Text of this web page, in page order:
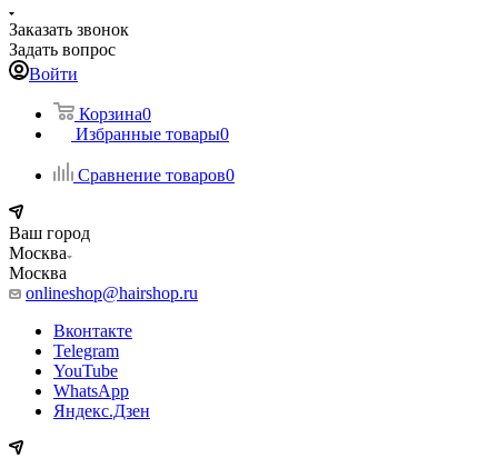
Заказать звонок
Задать вопрос
Войти
Корзина0
Избранные товары0
Сравнение товаров0
Ваш город
Москва
Москва
onlineshop@hairshop.ru
Вконтакте
Telegram
YouTube
WhatsApp
Яндекс.Дзен